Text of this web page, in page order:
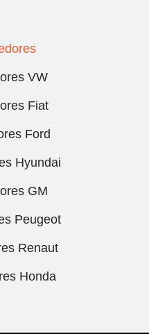
VW
Fiat
Ford
Hyundai
GM
Peugeot
Renaut
Honda